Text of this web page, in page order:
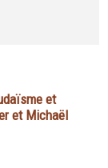
et
et Michaël